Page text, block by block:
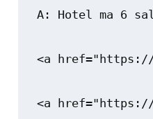
A: Hotel ma 6
<a href="https://
<a href="https://